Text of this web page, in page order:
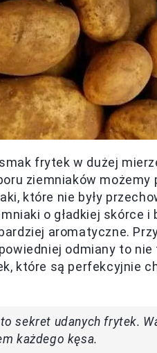
frytek w dużej
ziemniaków możemy
które nie były
o gładkiej skórce i
aromatyczne.
odmiany to
które są perfekcyjnie
sekret udanych frytek.
każdego kęsa.